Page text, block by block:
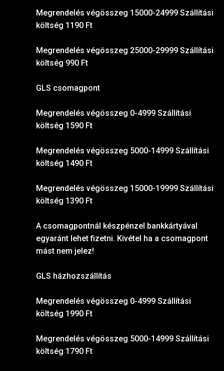
Megrendelés végösszeg 15000-24999 Szállítási
költség 1190 Ft
Megrendelés végösszeg 25000-29999 Szállítási
költség 990 Ft
GLS csomagpont
Megrendelés végösszeg 0-4999 Szállítási
költség 1590 Ft
Megrendelés végösszeg 5000-14999 Szállítási
költség 1490 Ft
Megrendelés végösszeg 15000-19999 Szállítási
költség 1390 Ft
A csomagpontnál készpénzel bankkártyával
egyaránt lehet fizetni. Kivétel ha a csomagpont
mást nem jelez!
GLS házhozszállítás
Megrendelés végösszeg 0-4999 Szállítási
költség 1990 Ft
Megrendelés végösszeg 5000-14999 Szállítási
költség 1790 Ft